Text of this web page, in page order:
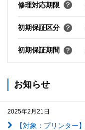
修理対応期限
初期保証区分
初期保証期間
お知らせ
2025年2月21日
【対象：プリンター